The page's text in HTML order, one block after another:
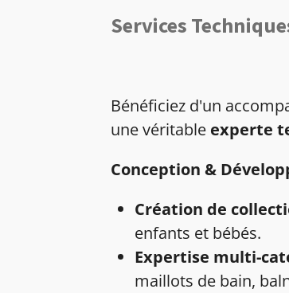
Services
Bénéficiez d'un
une véritable experte
Conception &
Création de
enfants et bébés.
Expertise multi-
maillots de bain,